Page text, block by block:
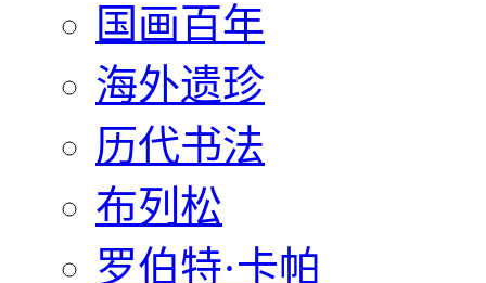
国画百年
海外遗珍
历代书法
布列松
罗伯特·卡帕